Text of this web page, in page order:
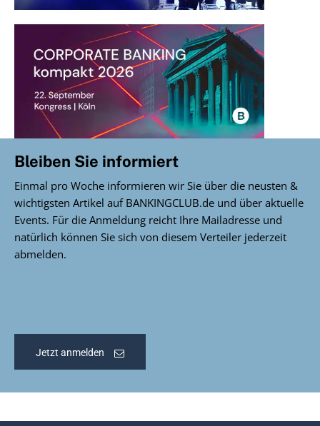
Bleiben Sie informiert
Einmal pro Woche informieren wir Sie über die neusten &
wichtigsten Artikel auf BANKINGCLUB.de und über aktuelle
Events. Für die Anmeldung reicht Ihre Mailadresse und
natürlich können Sie sich von diesem Verteiler jederzeit
abmelden.
Jetzt anmelden